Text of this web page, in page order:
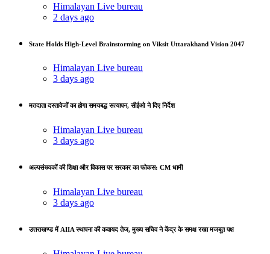
Himalayan Live bureau
2 days ago
State Holds High-Level Brainstorming on Viksit Uttarakhand Vision 2047
Himalayan Live bureau
3 days ago
मतदाता दस्तावेजों का होगा समयबद्ध सत्यापन, सीईओ ने दिए निर्देश
Himalayan Live bureau
3 days ago
अल्पसंख्यकों की शिक्षा और विकास पर सरकार का फोकस: CM धामी
Himalayan Live bureau
3 days ago
उत्तराखण्ड में AIIA स्थापना की कवायद तेज, मुख्य सचिव ने केंद्र के समक्ष रखा मजबूत पक्ष